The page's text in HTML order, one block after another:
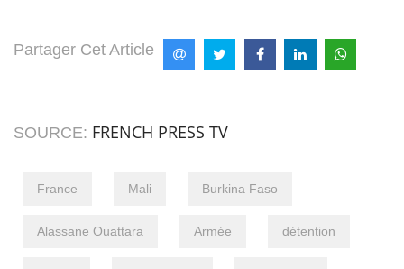
Partager Cet Article
SOURCE: FRENCH PRESS TV
France Mali Burkina Faso
Alassane Ouattara Armée détention